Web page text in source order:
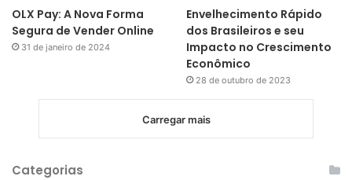
OLX Pay: A Nova Forma
Segura de Vender Online
31 de janeiro de 2024
Envelhecimento Rápido
dos Brasileiros e seu
Impacto no Crescimento
Econômico
28 de outubro de 2023
Carregar mais
Categorias